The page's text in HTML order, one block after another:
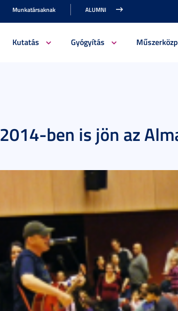
Munkatársaknak ALUMNI
Kutatás Gyógyítás
2014-ben is jön az